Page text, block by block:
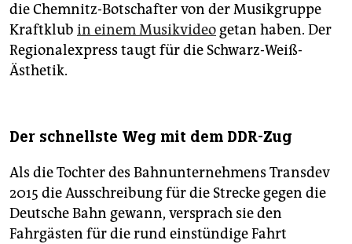
die Chemnitz-Botschafter von der Musikgruppe
Kraftklub in einem Musikvideo getan haben. Der
Regionalexpress taugt für die Schwarz-Weiß-
Ästhetik.
Der schnellste Weg mit dem DDR-Zug
Als die Tochter des Bahnunternehmens Transdev
2015 die Ausschreibung für die Strecke gegen die
Deutsche Bahn gewann, versprach sie den
Fahrgästen für die rund einstündige Fahrt